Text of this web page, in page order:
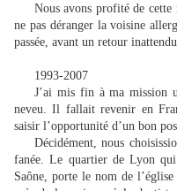
Nous avons profité de cette
ne pas déranger la voisine
passée, avant un retour
1993-2007
J’ai mis fin à ma mission
neveu. Il fallait revenir en
saisir l’opportunité d’un bon
Décidément, nous
fanée. Le quartier de Lyon
Saône, porte le nom de